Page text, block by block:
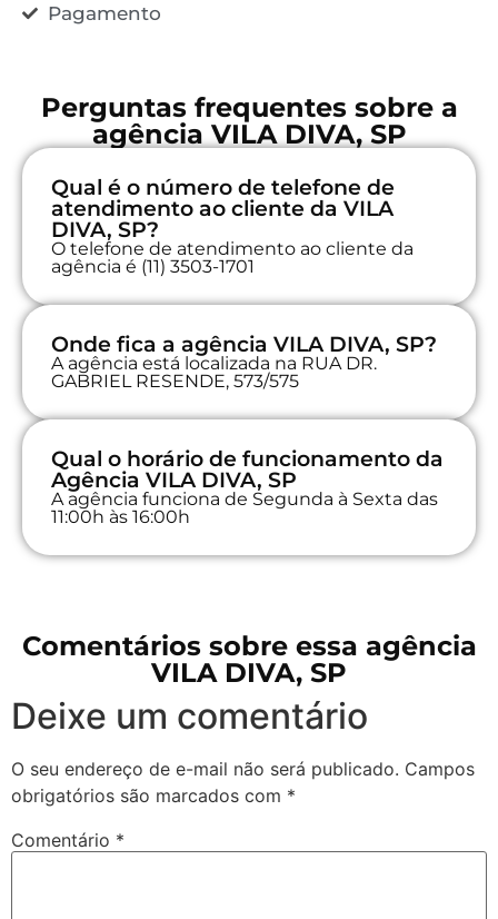
Pagamento
Perguntas frequentes sobre a
agência VILA DIVA, SP
Qual é o número de telefone de
atendimento ao cliente da VILA
DIVA, SP?
O telefone de atendimento ao cliente da
agência é (11) 3503-1701
Onde fica a agência VILA DIVA, SP?
A agência está localizada na RUA DR.
GABRIEL RESENDE, 573/575
Qual o horário de funcionamento da
Agência VILA DIVA, SP
A agência funciona de Segunda à Sexta das
11:00h às 16:00h
Comentários sobre essa agência
VILA DIVA, SP
Deixe um comentário
O seu endereço de e-mail não será publicado. Campos
obrigatórios são marcados com *
Comentário *